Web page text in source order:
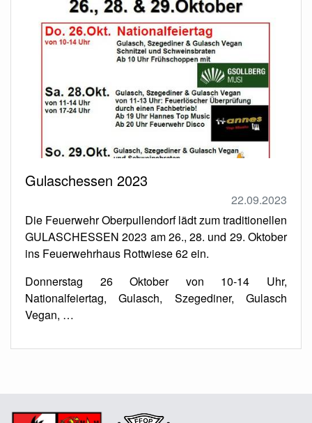
Gulaschessen 2023
22.09.2023
Die Feuerwehr Oberpullendorf lädt zum traditionellen
GULASCHESSEN 2023 am 26., 28. und 29. Oktober
ins Feuerwehrhaus Rottwiese 62 ein.
Donnerstag 26 Oktober von 10-14 Uhr,
Nationalfeiertag, Gulasch, Szegediner, Gulasch
Vegan, …